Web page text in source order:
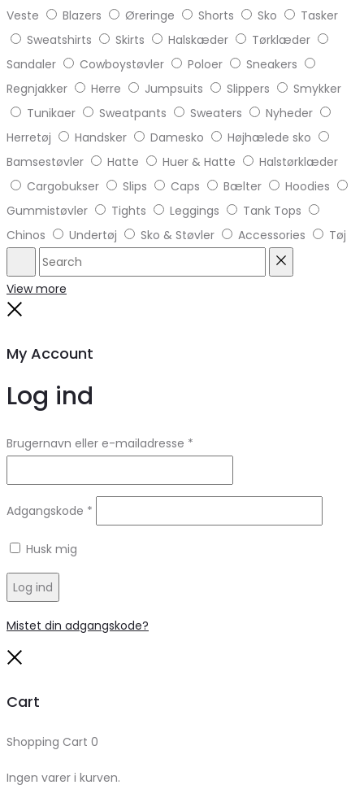
Veste
Blazers Øreringe Shorts Sko
Tasker
Sweatshirts
Skirts Halskæder
Tørklæder
Sandaler
Cowboystøvler Poloer
Sneakers
Regnjakker
Herre Jumpsuits Slippers
Smykker
Tunikaer
Sweatpants Sweaters
Nyheder
Herretøj
Handsker Damesko
Højhælede sko
Bamsestøvler
Hatte Huer & Hatte
Halstørklæder
Cargobukser
Slips Caps Bælter
Hoodies
Gummistøvler
Tights Leggings
Tank Tops
Chinos
Undertøj Sko & Støvler Accessories Tøj
Search
View more
My Account
Log ind
Brugernavn eller e-mailadresse *
Adgangskode *
Husk mig
Log ind
Mistet din adgangskode?
Cart
Shopping Cart 0
Ingen varer i kurven.